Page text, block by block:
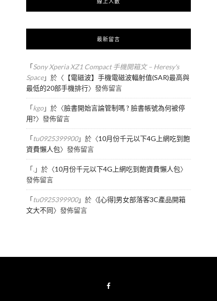
最新留言
「Sony Xperia XZ1 Compact 手機開箱文 – Heresy's
Space」於〈 【電磁波】手機電磁波輻射值(SAR)最高與
最低的20部手機排行〉發佈留言
「kgo」於〈臉書開始言論管制嗎 ? 臉書帳號為何被停
用?〉發佈留言
「tu0925399900」於〈10月份千元以下4G上網吃到飽
資費懶人包〉發佈留言
「.」於〈10月份千元以下4G上網吃到飽資費懶人包〉
發佈留言
「tu0925399900」於〈[心得]男女部落客3C產品開箱
文大不同〉發佈留言